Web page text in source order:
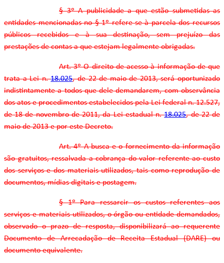
§ 3º A publicidade a que estão submetidas as
entidades mencionadas no § 1º refere-se à parcela dos recursos
públicos recebidos e à sua destinação, sem prejuízo das
prestações de contas a que estejam legalmente obrigadas.
Art. 3º O direito de acesso à informação de que
trata a Lei n.18.025, de 22 de maio de 2013, será oportunizado
indistintamente a todos que dele demandarem, com observância
dos atos e procedimentos estabelecidos pela Lei federal n. 12.527,
de 18 de novembro de 2011, da Lei estadual n.18.025, de 22 de
maio de 2013 e por este Decreto.
Art. 4º A busca e o fornecimento da informação
são gratuitos, ressalvada a cobrança do valor referente ao custo
dos serviços e dos materiais utilizados, tais como reprodução de
documentos, mídias digitais e postagem.
§ 1º Para ressarcir os custos referentes aos
serviços e materiais utilizados, o órgão ou entidade demandados,
observado o prazo de resposta, disponibilizará ao requerente
Documento de Arrecadação de Receita Estadual (DARE) ou
documento equivalente.